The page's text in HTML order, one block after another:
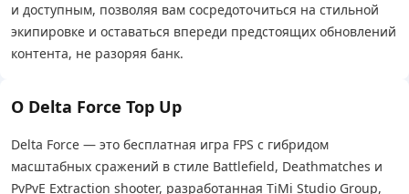
и доступным, позволяя вам сосредоточиться на стильной
экипировке и оставаться впереди предстоящих обновлений
контента, не разоряя банк.
О Delta Force Top Up
Delta Force — это бесплатная игра FPS с гибридом
масштабных сражений в стиле Battlefield, Deathmatches и
PvPvE Extraction shooter, разработанная TiMi Studio Group,